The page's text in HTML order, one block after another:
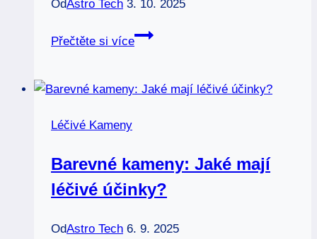
OdAstro Tech 3. 10. 2025
Přečtěte si více
Verdelit:
pro
Léčivé Kameny
Barevné kameny: Jaké mají
léčivé účinky?
OdAstro Tech 6. 9. 2025